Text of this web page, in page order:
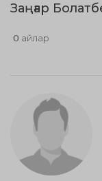
Заңғар
0 айлар